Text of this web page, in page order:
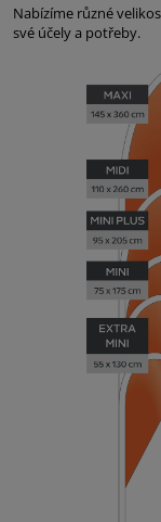
Nabízíme různé
své účely a potřeby.